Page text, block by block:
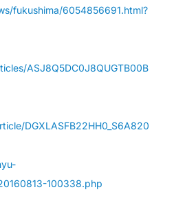
fukushima/6054856691.html?
ASJ8Q5DC0J8QUGTB00B
DGXLASFB22HH0_S6A820
100338.php